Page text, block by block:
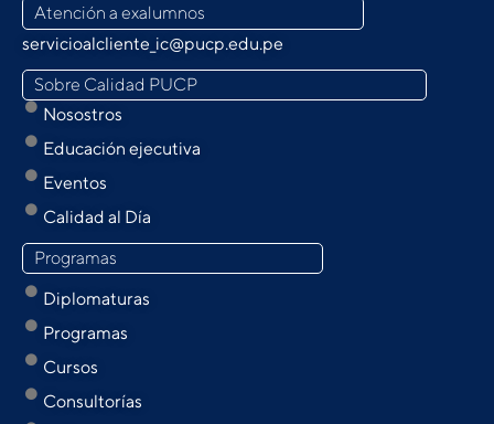
Atención a exalumnos
servicioalcliente_ic@pucp.edu.pe
Sobre Calidad PUCP
Nosostros
Educación ejecutiva
Eventos
Calidad al Día
Programas
Diplomaturas
Programas
Cursos
Consultorías